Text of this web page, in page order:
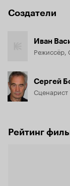
Создатели
Иван
Режиссёр,
Сергей
Сценарист
Рейтинг